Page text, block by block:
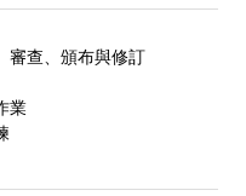
審查、頒布與修訂
業